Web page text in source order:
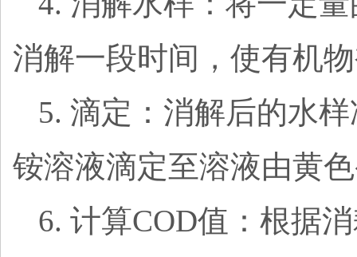
消解一段时间，使有机
5. 滴定：消解后的水
铵溶液滴定至溶液由黄
6. 计算COD值：根据